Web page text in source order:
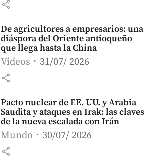
share
De agricultores a empresarios: una
diáspora del Oriente antioqueño
que llega hasta la China
Videos 31/07/ 2026
share
Pacto nuclear de EE. UU. y Arabia
Saudita y ataques en Irak: las claves
de la nueva escalada con Irán
Mundo 30/07/ 2026
share